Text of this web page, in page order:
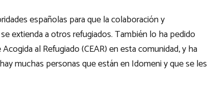
españolas para que la colaboración y
extienda a otros refugiados. También lo ha pedido
al Refugiado (CEAR) en esta comunidad, y ha
muchas personas que están en Idomeni y que se les